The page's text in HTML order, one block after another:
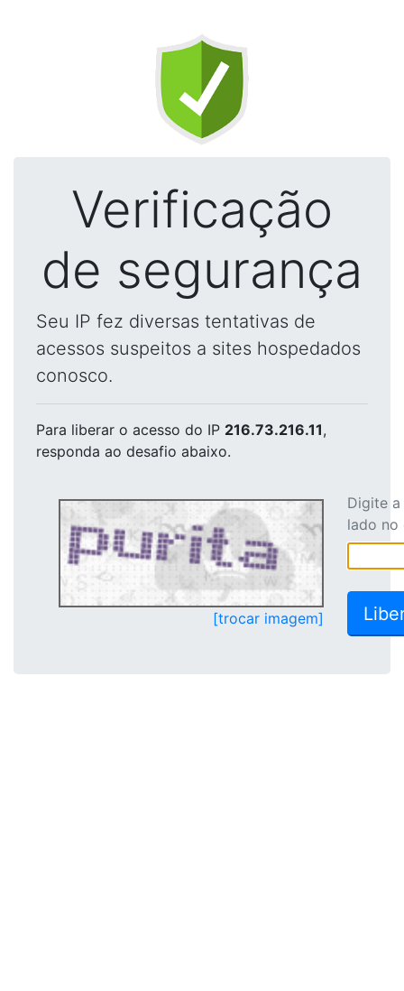
Verificação
de segurança
Seu IP fez diversas tentativas de
acessos suspeitos a sites hospedados
conosco.
Para liberar o acesso do IP 216.73.216.11,
responda ao desafio abaixo.
[trocar imagem]
Digite
lado no